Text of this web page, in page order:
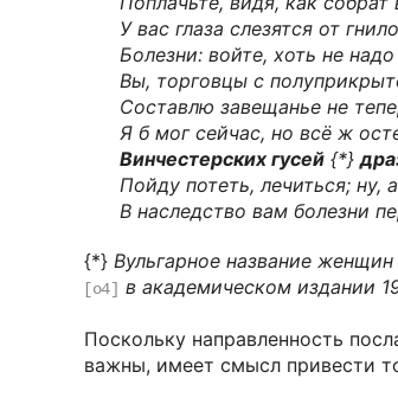
У вас глаза слезятся от
Болезни: войте, хоть не
Вы, торговцы с
Составлю завещанье не
Я б мог сейчас, но всё ж
Винчестерских гусей {*}
Пойду потеть, лечиться; ну,
В наследство вам болезни
{*} Вульгарное название
[o4] в академическом издании
Поскольку направленность
важны, имеет смысл привести